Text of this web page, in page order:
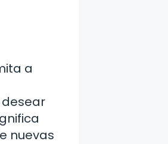
a
nuevas